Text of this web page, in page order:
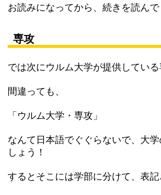
お読みになってから、続きを読んで
専攻
では次にウルム大学が提供している
間違っても、
「ウルム大学・専攻」
なんて日本語でぐぐらないで、大
しょう！
するとそこには学部に分けて、表記